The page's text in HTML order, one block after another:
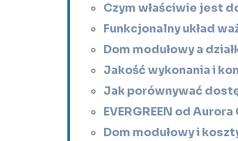
Czym właściwie jest
Funkcjonalny układ
Dom modułowy a
Jakość wykonania i
Jak porównywać
EVERGREEN od
Dom modułowy i